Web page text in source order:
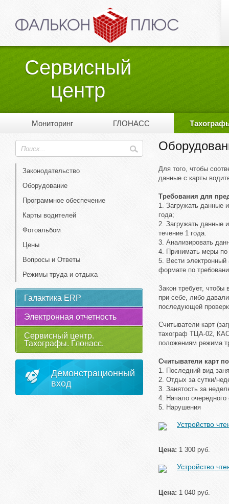
Сервисный
центр
Мониторинг ГЛОНАСС
Для того, чтобы
данные с карты
Требования для
1. Загружать данные
года;
2. Загружать данные
течение 1 года.
3. Анализировать
4. Принимать меры
5. Вести
формате по
Закон требует,
при себе, либо
последующей
Считыватели карт
тахограф ТЦА-02,
положениям режима
Считыватели карт
1. Последний вид
2. Отдых за сутки/
3. Занятость за
4. Начало очередного
5. Нарушения
Устройство
Цена: 1 300 руб.
Устройство
Цена: 1 040 руб.
Законодательство
Оборудование
Программное обеспечение
Карты водителей
Фотоальбом
Цены
Вопросы и Ответы
Режимы труда и отдыха
Галактика ERP
Электронная отчетность
Сервисный центр.
Тахографы. Глонасс.
Демонстрационный
вход